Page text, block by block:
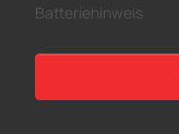
Batteriehinweis